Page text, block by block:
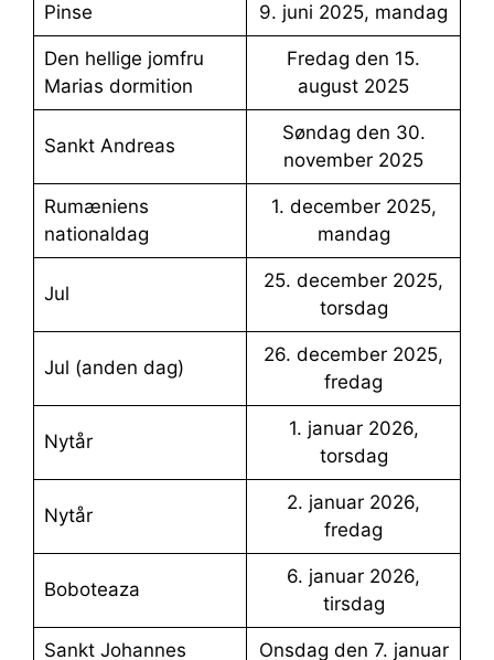
Pinse 9. juni 2025, mandag
Den hellige jomfru
Marias dormition
Fredag ​​den 15.
august 2025
Sankt Andreas
Søndag den 30.
november 2025
Rumæniens
nationaldag
1. december 2025,
mandag
jul
25. december 2025,
torsdag
Jul (anden dag)
26. december 2025,
fredag
Nytår
1. januar 2026,
torsdag
Nytår
2. januar 2026,
fredag
Boboteaza
6. januar 2026,
tirsdag
Sankt Johannes Onsdag den 7. januar